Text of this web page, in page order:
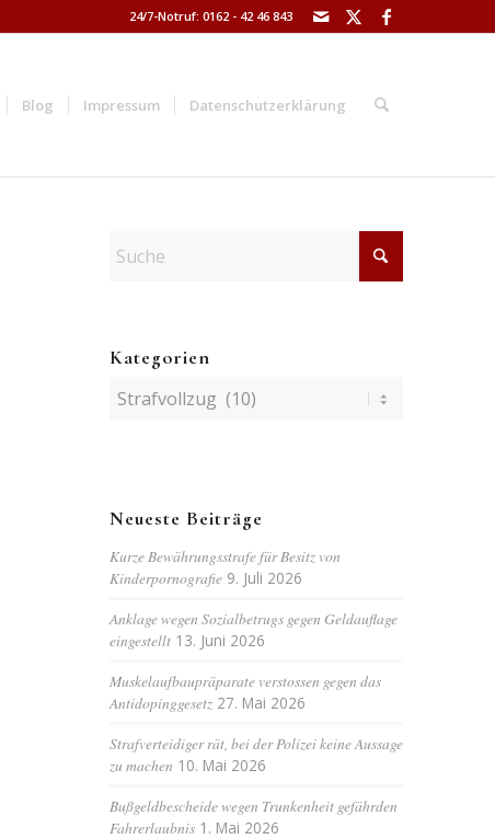
24/7-Notruf: 0162 - 42 46 843
Blog Impressum Datenschutzerklärung
Kategorien
Kategorien
Neueste Beiträge
Kurze Bewährungsstrafe für Besitz von
Kinderpornografie 9. Juli 2026
Anklage wegen Sozialbetrugs gegen Geldauflage
eingestellt 13. Juni 2026
Muskelaufbaupräparate verstossen gegen das
Antidopinggesetz 27. Mai 2026
Strafverteidiger rät, bei der Polizei keine Aussage
zu machen 10. Mai 2026
Bußgeldbescheide wegen Trunkenheit gefährden
Fahrerlaubnis 1. Mai 2026